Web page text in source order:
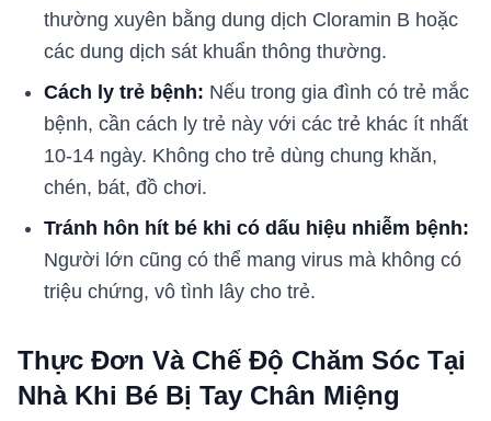
thường xuyên bằng dung dịch Cloramin B hoặc
các dung dịch sát khuẩn thông thường.
Cách ly trẻ bệnh: Nếu trong gia đình có trẻ mắc
bệnh, cần cách ly trẻ này với các trẻ khác ít nhất
10-14 ngày. Không cho trẻ dùng chung khăn,
chén, bát, đồ chơi.
Tránh hôn hít bé khi có dấu hiệu nhiễm bệnh:
Người lớn cũng có thể mang virus mà không có
triệu chứng, vô tình lây cho trẻ.
Thực Đơn Và Chế Độ Chăm Sóc Tại
Nhà Khi Bé Bị Tay Chân Miệng